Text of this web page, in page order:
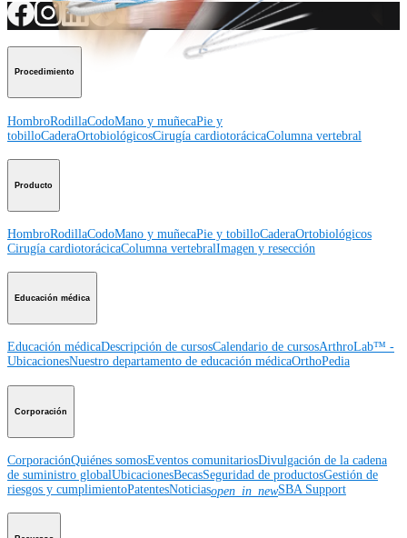
Procedimiento
HombroRodillaCodoMano y muñecaPie y
tobilloCaderaOrtobiológicosCirugía cardiotorácicaColumna vertebral
Producto
HombroRodillaCodoMano y muñecaPie y tobilloCaderaOrtobiológicos
Cirugía cardiotorácicaColumna vertebralImagen y resección
Educación médica
Educación médicaDescripción de cursosCalendario de cursosArthroLab™ -
UbicacionesNuestro departamento de educación médicaOrthoPedia
Corporación
CorporaciónQuiénes somosEventos comunitariosDivulgación de la cadena
de suministro globalUbicacionesBecasSeguridad de productosGestión de
riesgos y cumplimientoPatentesNoticiasopen_in_newSBA Support